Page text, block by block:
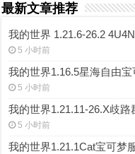
最新文章推荐
我的世界 1.21.6-26.2
5 小时前
我的世界1.16.5星海自由
5 小时前
我的世界1.21.11-26.X歧路
5 小时前
我的世界1.21.1Cat宝可梦